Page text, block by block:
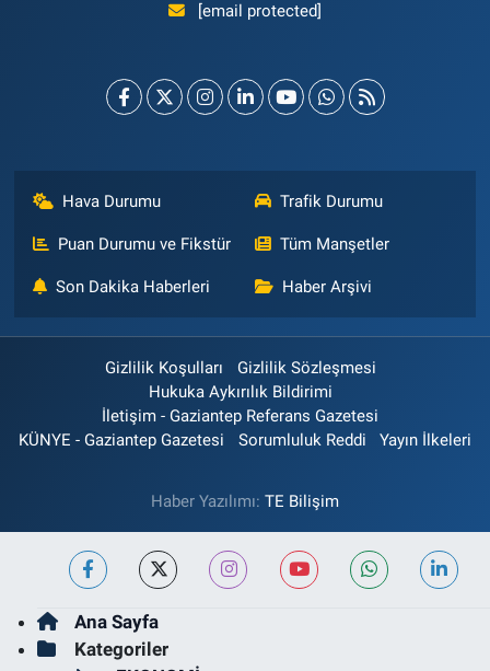
[email protected]
Hava Durumu Trafik Durumu
Puan Durumu ve Fikstür Tüm Manşetler
Son Dakika Haberleri Haber Arşivi
Gizlilik Koşulları
Gizlilik Sözleşmesi
Hukuka Aykırılık Bildirimi
İletişim - Gaziantep Referans Gazetesi
KÜNYE - Gaziantep Gazetesi
Sorumluluk Reddi Yayın İlkeleri
Haber Yazılımı: TE Bilişim
Ana Sayfa
Kategoriler